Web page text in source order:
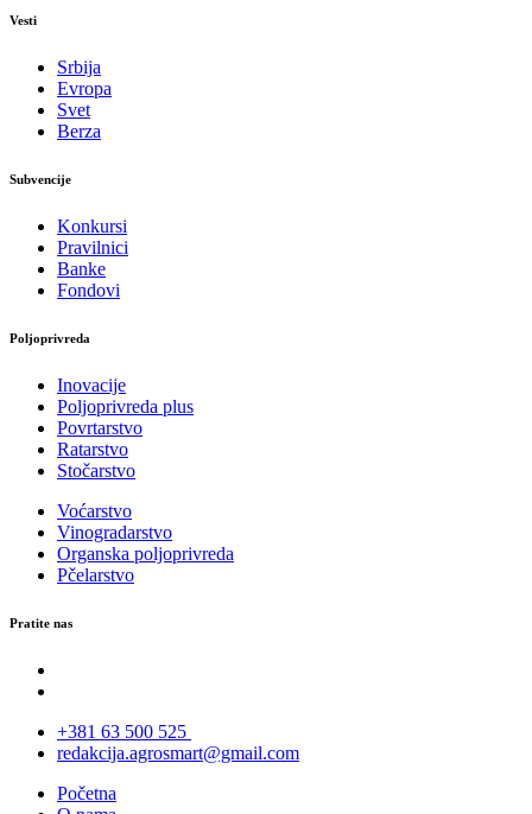
Vesti
Srbija
Evropa
Svet
Berza
Subvencije
Konkursi
Pravilnici
Banke
Fondovi
Poljoprivreda
Inovacije
Poljoprivreda plus
Povrtarstvo
Ratarstvo
Stočarstvo
Voćarstvo
Vinogradarstvo
Organska poljoprivreda
Pčelarstvo
Pratite nas
+381 63 500 525
redakcija.agrosmart@gmail.com
Početna